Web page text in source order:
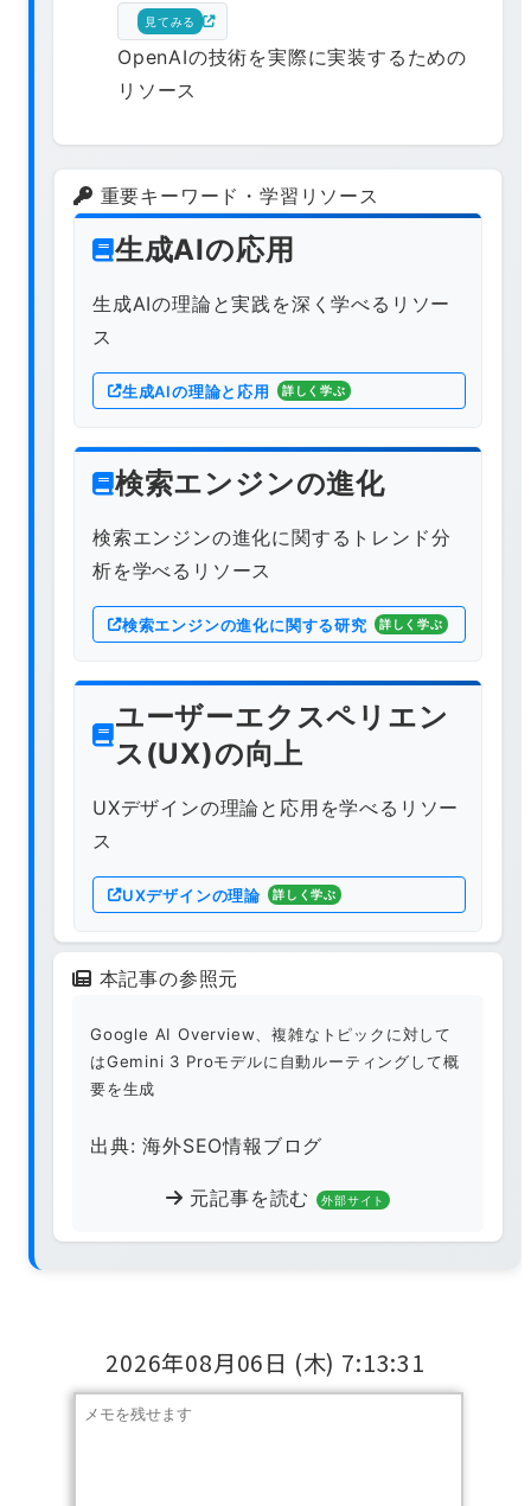
見てみる
OpenAIの技術を実際に実装するための
リソース
重要キーワード・学習リソース
生成AIの応用
生成AIの理論と実践を深く学べるリソー
ス
生成AIの理論と応用 詳しく学ぶ
検索エンジンの進化
検索エンジンの進化に関するトレンド分
析を学べるリソース
検索エンジンの進化に関する研究 詳しく学ぶ
ユーザーエクスペリエン
ス(UX)の向上
UXデザインの理論と応用を学べるリソー
ス
UXデザインの理論 詳しく学ぶ
本記事の参照元
Google AI Overview、複雑なトピックに対して
はGemini 3 Proモデルに自動ルーティングして概
要を生成
出典: 海外SEO情報ブログ
元記事を読む 外部サイト
2026年08月06日 (木) 7:13:32